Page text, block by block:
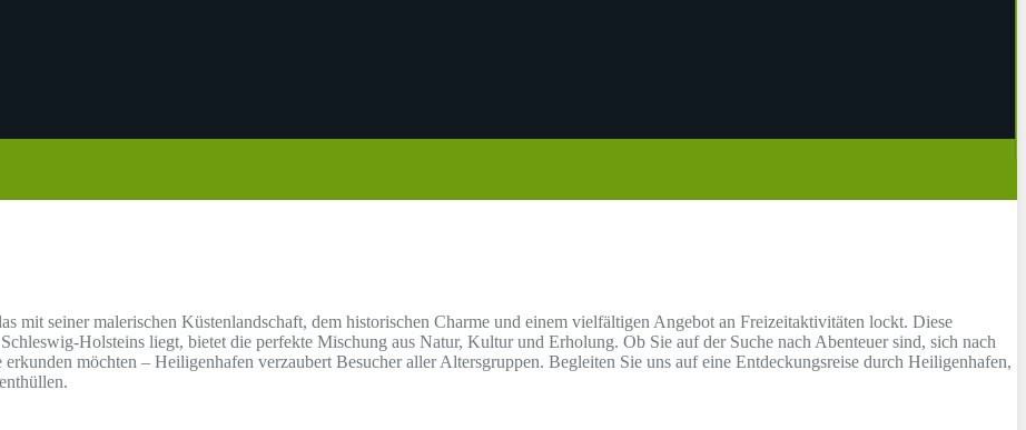
mit seiner malerischen Küstenlandschaft, dem historischen Charme und einem vielfältigen Angebot an Freizeitaktivitäten lockt. Diese
Holsteins liegt, bietet die perfekte Mischung aus Natur, Kultur und Erholung. Ob Sie auf der Suche nach Abenteuer sind, sich nach
möchten – Heiligenhafen verzaubert Besucher aller Altersgruppen. Begleiten Sie uns auf eine Entdeckungsreise durch Heiligenhafen,